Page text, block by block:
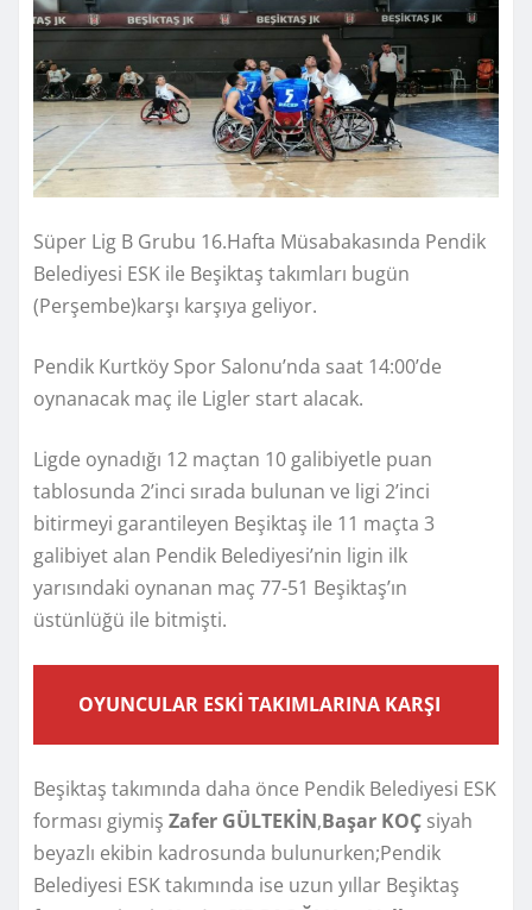
Süper Lig B Grubu 16.Hafta Müsabakasında Pendik
Belediyesi ESK ile Beşiktaş takımları bugün
(Perşembe)karşı karşıya geliyor.
Pendik Kurtköy Spor Salonu’nda saat 14:00’de
oynanacak maç ile Ligler start alacak.
Ligde oynadığı 12 maçtan 10 galibiyetle puan
tablosunda 2’inci sırada bulunan ve ligi 2’inci
bitirmeyi garantileyen Beşiktaş ile 11 maçta 3
galibiyet alan Pendik Belediyesi’nin ligin ilk
yarısındaki oynanan maç 77-51 Beşiktaş’ın
üstünlüğü ile bitmişti.
OYUNCULAR ESKİ TAKIMLARINA KARŞI
Beşiktaş takımında daha önce Pendik Belediyesi ESK
forması giymiş Zafer GÜLTEKİN,Başar KOÇ siyah
beyazlı ekibin kadrosunda bulunurken;Pendik
Belediyesi ESK takımında ise uzun yıllar Beşiktaş